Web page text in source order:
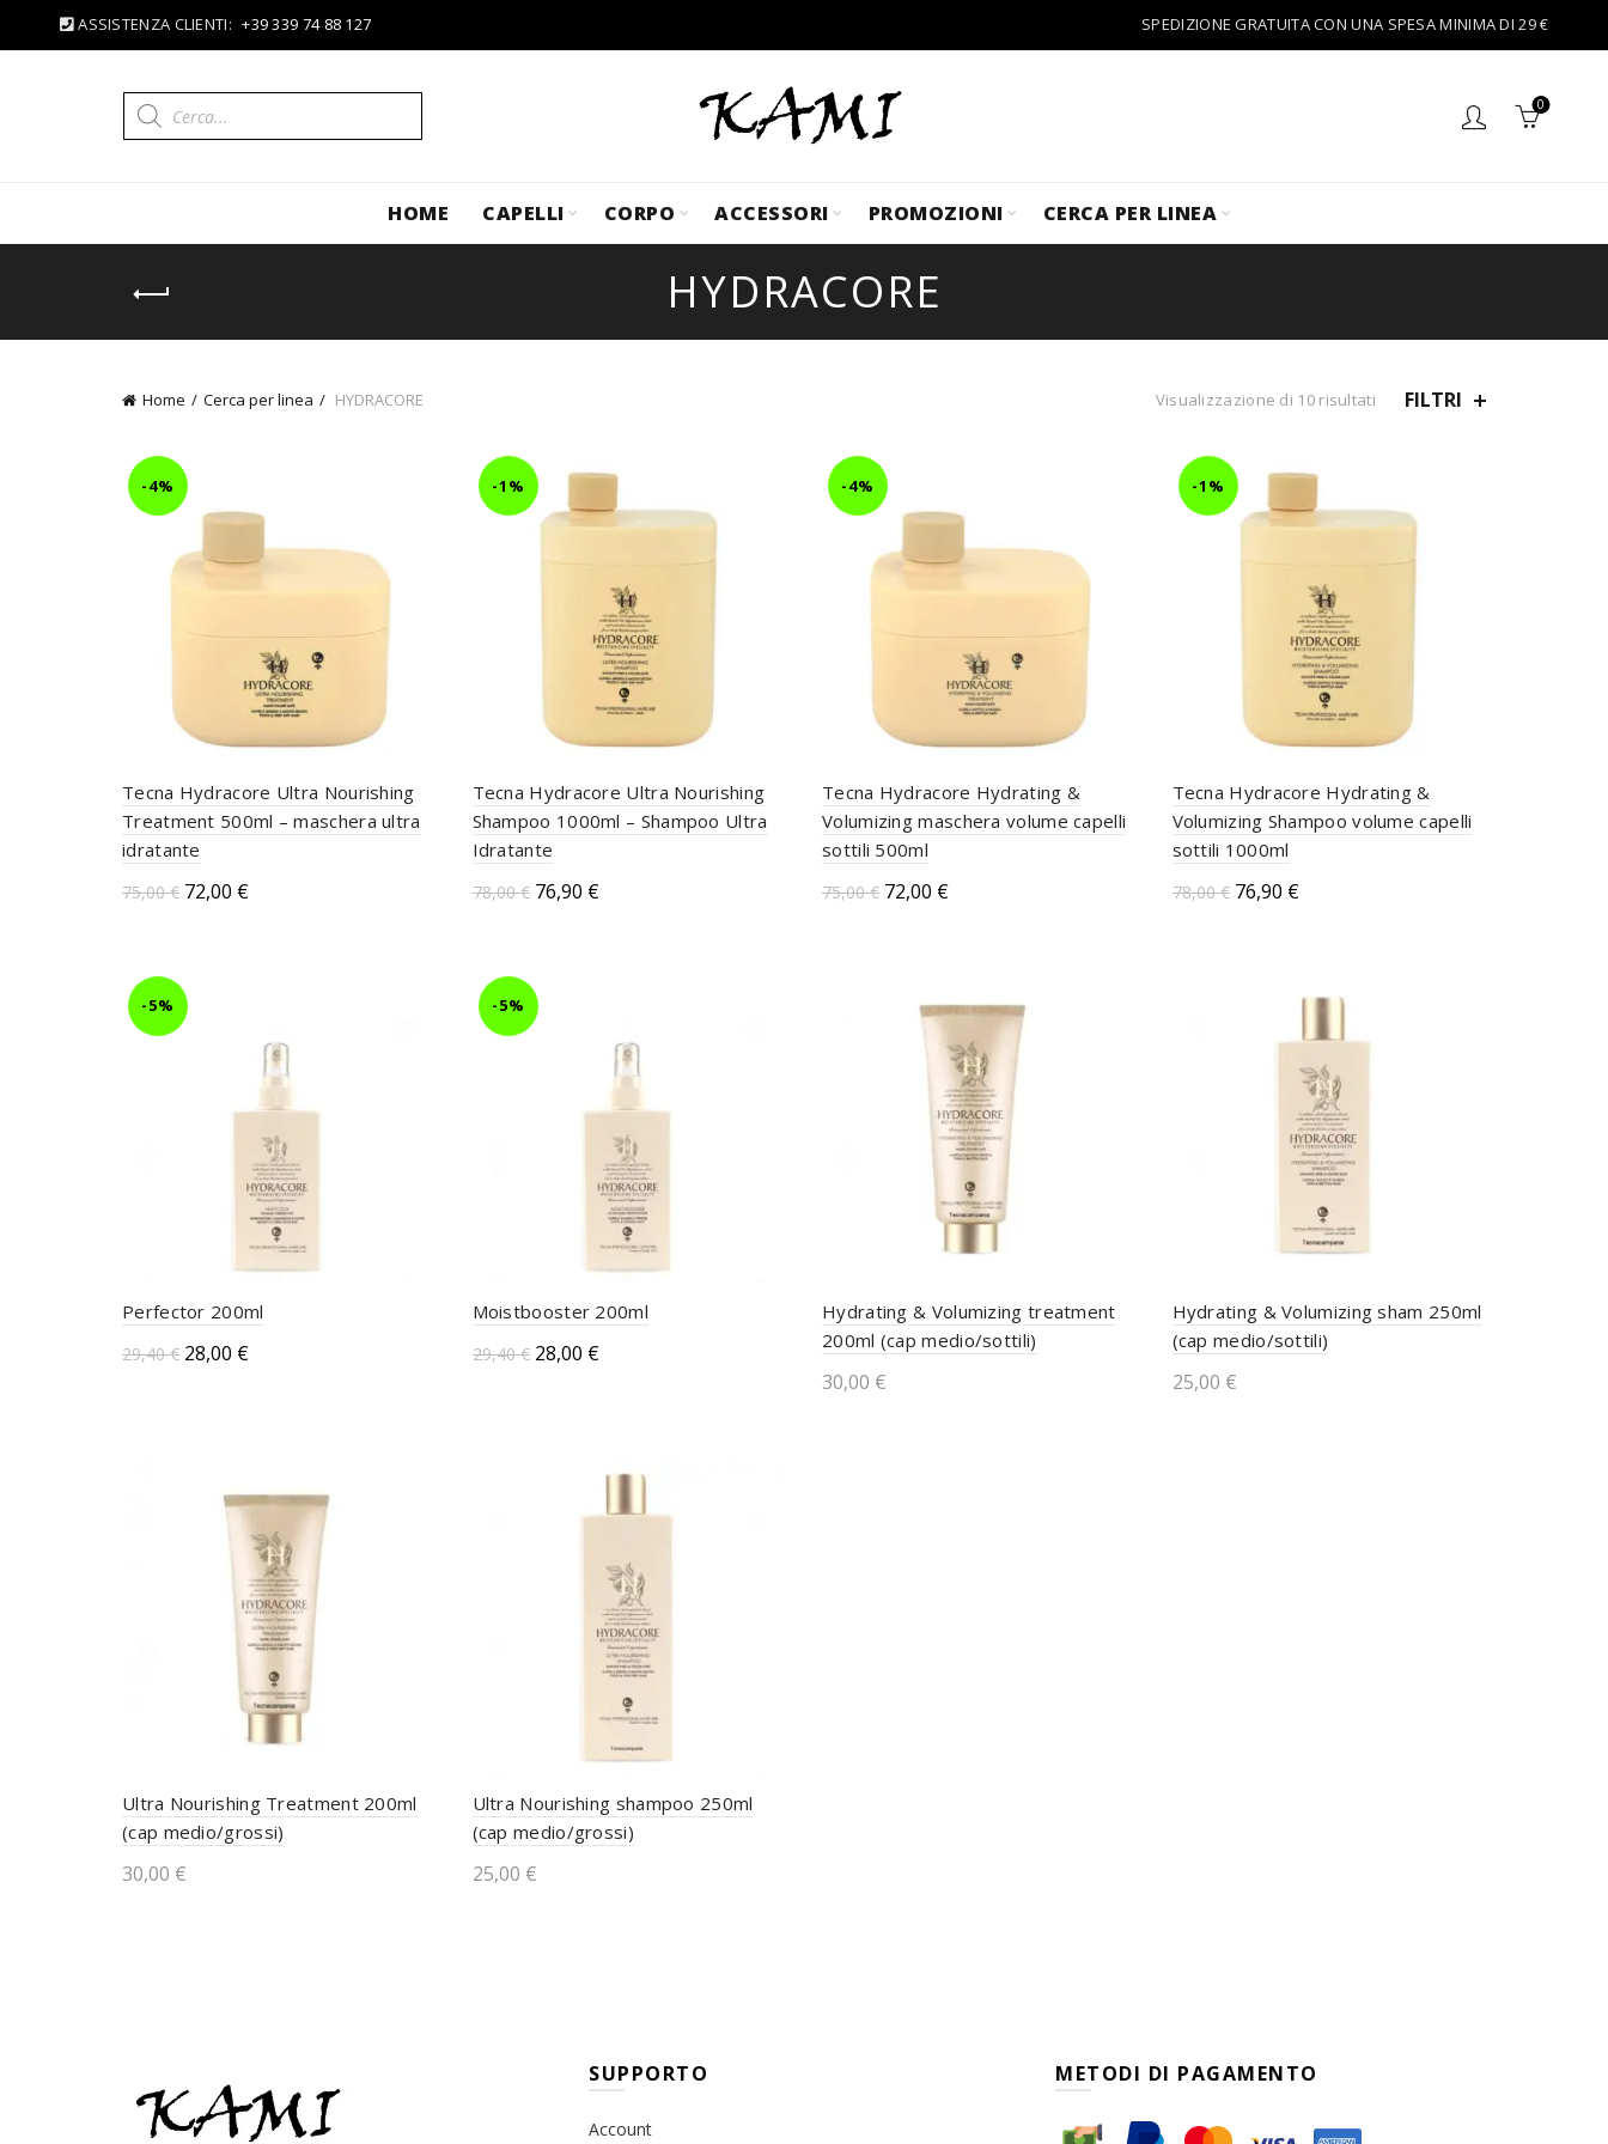
ASSISTENZA CLIENTI: +39 339 74 88 127 SPEDIZIONE GRATUITA CON UNA SPESA MINIMA DI 29 €
Ricerca
prodotti 0
HOME CAPELLI CORPO ACCESSORI PROMOZIONI CERCA PER LINEA
HYDRACORE
Home Cerca per linea HYDRACORE Visualizzazione di 10 risultati FILTRI
-4%
Tecna Hydracore Ultra Nourishing
Treatment 500ml – maschera ultra
idratante
75,00€ 72,00 €
-1%
Tecna Hydracore Ultra Nourishing
Shampoo 1000ml – Shampoo Ultra
Idratante
78,00€ 76,90 €
-4%
Tecna Hydracore Hydrating &
Volumizing maschera volume capelli
sottili 500ml
75,00€ 72,00 €
-1%
Tecna Hydracore Hydrating &
Volumizing Shampoo volume capelli
sottili 1000ml
78,00€ 76,90 €
-5%
Perfector 200ml
29,40€ 28,00 €
-5%
Moistbooster 200ml
29,40€ 28,00 €
Hydrating & Volumizing treatment
200ml (cap medio/sottili)
30,00 €
Hydrating & Volumizing sham 250ml
(cap medio/sottili)
25,00 €
Ultra Nourishing Treatment 200ml
(cap medio/grossi)
30,00 €
Ultra Nourishing shampoo 250ml
(cap medio/grossi)
25,00 €
SUPPORTO
Account
METODI DI PAGAMENTO